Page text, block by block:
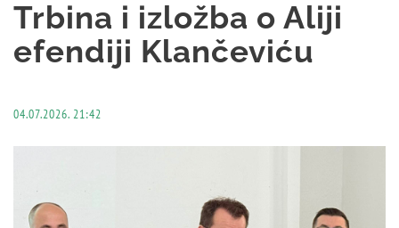
Trbina i izložba o Aliji
efendiji Klančeviću
04.07.2026. 21:42